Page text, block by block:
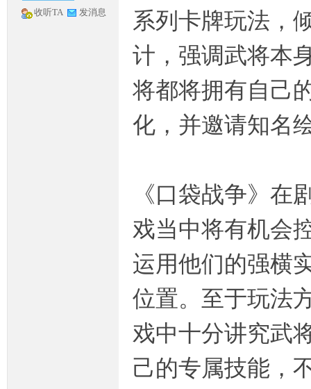
收听TA 发消息
系列卡牌玩法，
计，强调武将本
将都将拥有自己
化，并邀请知名
《口袋战争》在
戏当中将有机会
运用他们的强横
位置。至于玩法
戏中十分讲究武
己的专属技能，